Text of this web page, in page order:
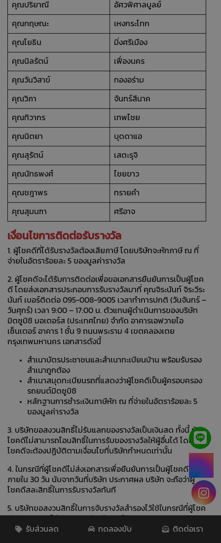
คุณปริยาณี อัศวพิศาลบูลย์
คุณกฤษณะ เหงกระโทก
คุณโยธิน มิ่งศรีเมือง
คุณนิลรัตน์ เฟื่องนคร
คุณวันวิสาข์ ทองอร่าม
คุณวิภา จันทร์สีนาค
คุณทิวากร เทพไชย
คุณนิตยา บุดดาแอ
คุณสุรัตน์ เสตะรุจิ
คุณนัทธพงศ์ ไชยขาว
คุณชฎาพร ทรายคำ
คุณสุมนฑา ศรีอาจ
เงื่อนไขการติดต่อรับรางวัล
1. ผู้โชคดีที่ได้รับรางวัลต้องเสียภาษี โดยบริษัทจะหักภาษี ณ ที่
จ่ายในอัตราร้อยละ 5 ของมูลค่ารางวัล
2. ผู้โชคดีจะได้รับการติดต่อเพื่อขอเอกสารยืนยันการเป็นผู้โชค
ดี โดยส่งเอกสารประกอบการรับรางวัลมาที่ คุณจิระนันท์ จิระวีระ
นันท์ เบอร์ติดต่อ 095-008-9005 เวลาทำการปกติ (วันจันทร์ –
วันศุกร์) เวลา 9:00 – 17:00 น. ตัวแทนผู้ดำเนินการของบริษัท
มิตซูบิชิ มอเตอร์ส (ประเทศไทย) จำกัด อาคารเอฟวายไอ
เซ็นเตอร์ อาคาร 1 ชั้น 9 ถนนพระราม 4 เขตคลองเตย
กรุงเทพมหานคร เอกสารดังนี้
สำเนาบัตรประชาชนและสำเนาทะเบียนบ้าน พร้อมรับรอง
สำเนาถูกต้อง
สำเนาสมุดทะเบียนรถที่แสดงว่าผู้โชคดีเป็นผู้ครอบครอง
รถยนต์มิตซูบิชิ
หลักฐานการชำระเงินภาษีหัก ณ ที่จ่ายในอัตราร้อยละ 5
ของมูลค่ารางวัล
3. บริษัทขอสงวนสิทธิ์ไม่รับแลกของรางวัลเป็นเงินสด ทั้งนี้ ผู้
โชคดีไม่สามารถโอนสิทธิ์ในการรับของรางวัลให้ผู้อื่นได้ โดยผู้
โชคดีจะต้องปฏิบัติตามเงื่อนไขที่บริษัทกำหนดเท่านั้น
4. ในกรณีที่ผู้โชคดีไม่ส่งเอกสารเพื่อยืนยันการเป็นผู้โชคดี
ภายใน 30 วัน นับจากวันที่บริษัท ประกาศผล บริษัท จะถือว่าผู้
โชคดีสละสิทธิ์ในการรับรางวัลทันที
5. บริษัทขอสงวนสิทธิ์ในการจับรางวัลสำรองไว้ใช้ในกรณีที่ผู้โชค
สิทธิ์ และ/หรือไม่สามารถติดต่อผู้โชคดีตามวันและเวลาที่
รับส่วนลด ทดลองขับ ติดต่อเรา